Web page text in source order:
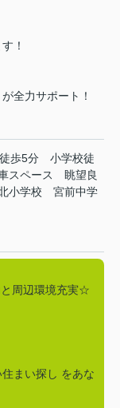
！
全力サポート！
歩5分
小学校徒
スペース
眺望良
小学校
宮前中学
周辺環境充実☆
住まい探し をあな